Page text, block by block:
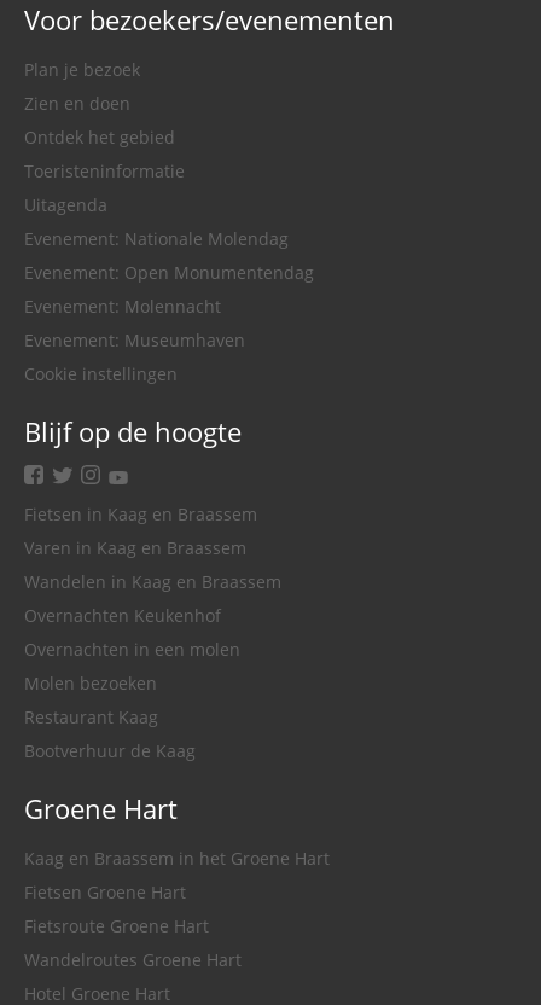
Voor bezoekers/evenementen
Plan je bezoek
Zien en doen
Ontdek het gebied
Toeristeninformatie
Uitagenda
Evenement: Nationale Molendag
Evenement: Open Monumentendag
Evenement: Molennacht
Evenement: Museumhaven
Cookie instellingen
Blijf op de hoogte
facebook
twitterinstagram
youtube
Fietsen in Kaag en Braassem
Varen in Kaag en Braassem
Wandelen in Kaag en Braassem
Overnachten Keukenhof
Overnachten in een molen
Molen bezoeken
Restaurant Kaag
Bootverhuur de Kaag
Groene Hart
Kaag en Braassem in het Groene Hart
Fietsen Groene Hart
Fietsroute Groene Hart
Wandelroutes Groene Hart
Hotel Groene Hart